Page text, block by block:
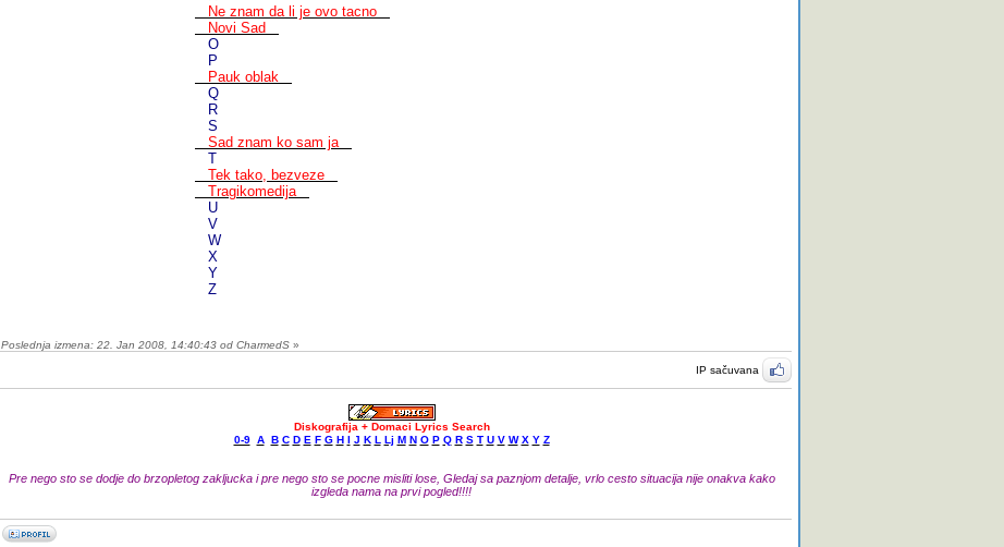
Ne znam da li je ovo tacno
Novi Sad
O
P
Pauk oblak
Q
R
S
Sad znam ko sam ja
T
Tek tako, bezveze
Tragikomedija
U
V
W
X
Y
Z
Poslednja izmena: 22. Jan 2008, 14:40:43 od CharmedS »
IP sačuvana
Diskografija + Domaci Lyrics Search
0-9 A B C D E F G H I J K L Lj M N O P Q R S T U V W X Y Z
Pre nego sto se dodje do brzopletog zakljucka i pre nego sto se pocne misliti lose, Gledaj sa paznjom detalje, vrlo cesto situacija nije onakva kako
izgleda nama na prvi pogled!!!!